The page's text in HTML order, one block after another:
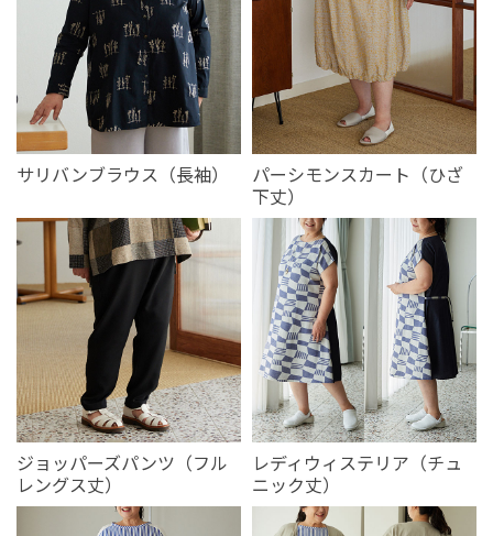
サリバンブラウス（長袖）
パーシモンスカート（ひざ
下丈）
ジョッパーズパンツ（フル
レングス丈）
レディウィステリア（チュ
ニック丈）